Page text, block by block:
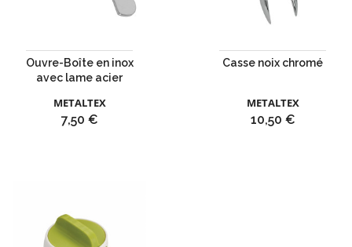
Ouvre-Boîte en inox
avec lame acier
METALTEX
Prix
7,50 €
Casse noix chromé
METALTEX
Prix
10,50 €